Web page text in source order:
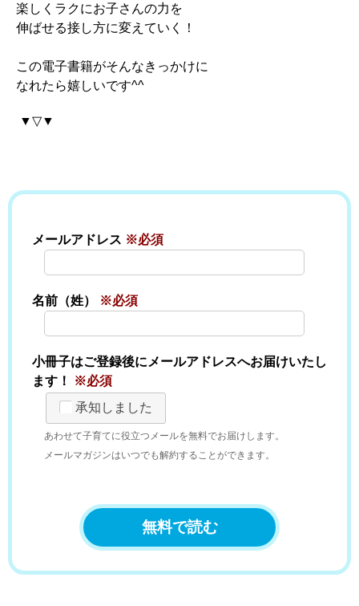
楽しくラクにお子さんの力を
伸ばせる接し方に変えていく！
この電子書籍がそんなきっかけに
なれたら嬉しいです^^
▼▽▼
メールアドレス ※必須
名前（姓） ※必須
小冊子はご登録後にメールアドレスへお届けいたし
ます！
※必須
承知しました
あわせて子育てに役立つメールを無料でお届けします。
メールマガジンはいつでも解約することができます。